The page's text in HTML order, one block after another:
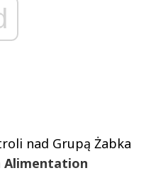
nad Grupą Żabka
Alimentation